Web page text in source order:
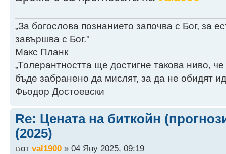
„За богослова познанието започва с Бог, за
завършва с Бог."
Макс Планк
„Толерантността ще достигне такова ниво,
бъде забранено да мислят, за да не обидят
Фьодор Достоевски
Re: Цената на биткойн
(2025)
от val1900 » 04 Яну 2025, 09:19